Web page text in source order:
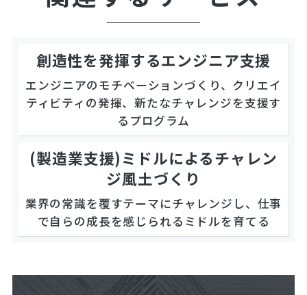
創造性を発揮するエンジニア支援
エンジニアのモチベーションづくり、クリエイ
ティビティの発揮、新たなチャレンジを支援す
るプログラム
(製造業支援)ミドルによるチャレン
ジ風土づくり
業界の常識を覆すテーマにチャレンジし、仕事
で自らの成長を感じられるミドルを育てる